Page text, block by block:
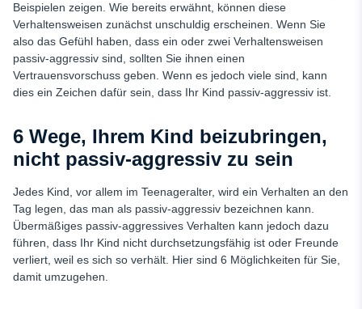
Beispielen zeigen. Wie bereits erwähnt, können diese
Verhaltensweisen zunächst unschuldig erscheinen. Wenn Sie
also das Gefühl haben, dass ein oder zwei Verhaltensweisen
passiv-aggressiv sind, sollten Sie ihnen einen
Vertrauensvorschuss geben. Wenn es jedoch viele sind, kann
dies ein Zeichen dafür sein, dass Ihr Kind passiv-aggressiv ist.
6 Wege, Ihrem Kind beizubringen,
nicht passiv-aggressiv zu sein
Jedes Kind, vor allem im Teenageralter, wird ein Verhalten an den
Tag legen, das man als passiv-aggressiv bezeichnen kann.
Übermäßiges passiv-aggressives Verhalten kann jedoch dazu
führen, dass Ihr Kind nicht durchsetzungsfähig ist oder Freunde
verliert, weil es sich so verhält. Hier sind 6 Möglichkeiten für Sie,
damit umzugehen.